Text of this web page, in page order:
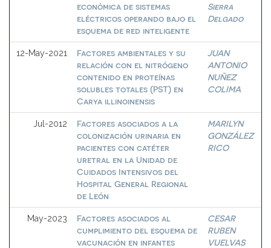
económica de sistemas
eléctricos operando bajo el
esquema de red inteligente
Sierra
Delgado
12-May-2021
Factores ambientales y su
relación con el nitrógeno
contenido en proteínas
solubles totales (PST) en
Carya illinoinensis
JUAN
ANTONIO
NUÑEZ
COLIMA
Jul-2012
Factores asociados a la
colonización urinaria en
pacientes con catéter
uretral en la Unidad de
Cuidados Intensivos del
Hospital General Regional
de León
MARILYN
GONZÁLEZ
RICO
May-2023
Factores asociados al
cumplimiento del esquema de
vacunación en infantes
CESAR
RUBEN
VUELVAS